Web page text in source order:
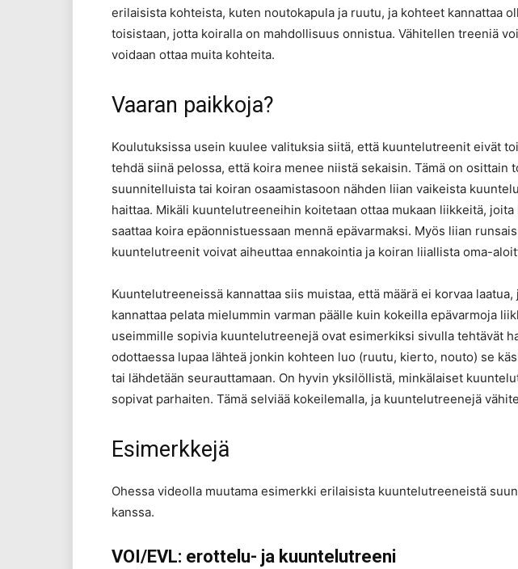
erilaisista kohteista, kuten noutokapula ja ruutu, ja kohteet kannattaa
toisistaan, jotta koiralla on mahdollisuus onnistua. Vähitellen treeniä
voidaan ottaa muita kohteita.
Vaaran paikkoja?
Koulutuksissa usein kuulee valituksia siitä, että kuuntelutreenit eivät
tehdä siinä pelossa, että koira menee niistä sekaisin. Tämä on osittain
suunnitelluista tai koiran osaamistasoon nähden liian vaikeista
haittaa. Mikäli kuuntelutreeneihin koitetaan ottaa mukaan liikkeitä,
saattaa koira epäonnistuessaan mennä epävarmaksi. Myös liian
kuuntelutreenit voivat aiheuttaa ennakointia ja koiran liiallista oma-
Kuuntelutreeneissä kannattaa siis muistaa, että määrä ei korvaa
kannattaa pelata mielummin varman päälle kuin kokeilla epävarmoja
useimmille sopivia kuuntelutreenejä ovat esimerkiksi sivulla tehtävät
odottaessa lupaa lähteä jonkin kohteen luo (ruutu, kierto, nouto) se
tai lähdetään seurauttamaan. On hyvin yksilöllistä, minkälaiset
sopivat parhaiten. Tämä selviää kokeilemalla, ja kuuntelutreenejä
Esimerkkejä
Ohessa videolla muutama esimerkki erilaisista kuuntelutreeneistä
kanssa.
VOI/EVL: erottelu- ja kuuntelutreeni